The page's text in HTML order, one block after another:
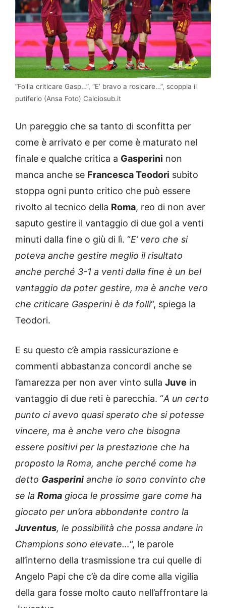
“Follia criticare Gasp…”, “E’ bravo a rosicare…”, scoppia il
putiferio (Ansa Foto) Calciosub.it
Un pareggio che sa tanto di sconfitta per
come è arrivato e per come è maturato nel
finale e qualche critica a Gasperini non
manca anche se Francesca Teodori subito
stoppa ogni punto critico che può essere
rivolto al tecnico della Roma, reo di non aver
saputo gestire il vantaggio di due gol a venti
minuti dalla fine o giù di lì. “E’ vero che si
poteva anche gestire meglio il risultato
anche perché 3-1 a venti dalla fine è un bel
vantaggio da poter gestire, ma è anche vero
che criticare Gasperini è da folli“, spiega la
Teodori.
E su questo c’è ampia rassicurazione e
commenti abbastanza concordi anche se
l’amarezza per non aver vinto sulla Juve in
vantaggio di due reti è parecchia. “A un certo
punto ci avevo quasi sperato che si potesse
vincere, ma è anche vero che bisogna
essere positivi per la prestazione che ha
proposto la Roma, anche perché come ha
detto Gasperini anche io sono convinto che
se la Roma gioca le prossime gare come ha
giocato per un’ora abbondante contro la
Juventus, le possibilità che possa andare in
Champions sono elevate…“, le parole
all’interno della trasmissione tra cui quelle di
Angelo Papi che c’è da dire come alla vigilia
della gara fosse molto cauto nell’affrontare la